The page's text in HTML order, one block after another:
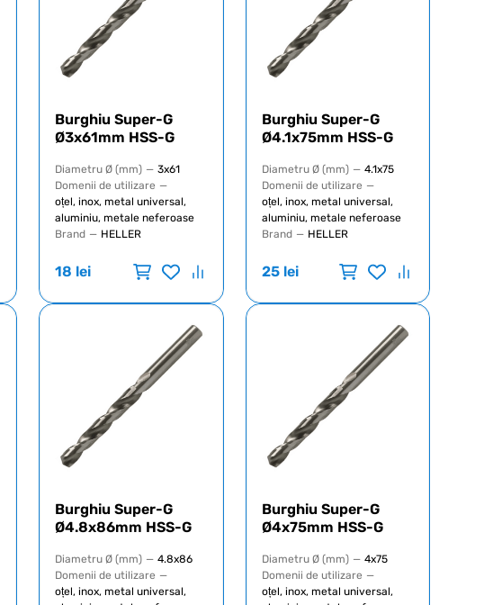
Burghiu Super-G
Ø3x61mm HSS-G
Diametru Ø (mm) — 3x61
Domenii de utilizare —
oțel, inox, metal universal,
aluminiu, metale neferoase
Brand — HELLER
18 lei
Burghiu Super-G
Ø4.1x75mm HSS-G
Diametru Ø (mm) — 4.1x75
Domenii de utilizare —
oțel, inox, metal universal,
aluminiu, metale neferoase
Brand — HELLER
25 lei
Burghiu Super-G
Ø4.8x86mm HSS-G
Diametru Ø (mm) — 4.8x86
Domenii de utilizare —
oțel, inox, metal universal,
Burghiu Super-G
Ø4x75mm HSS-G
Diametru Ø (mm) — 4x75
Domenii de utilizare —
oțel, inox, metal universal,